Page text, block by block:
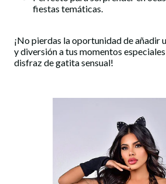
fiestas temáticas.
¡No pierdas la oportunidad de añadir
y diversión a tus momentos
disfraz de gatita sensual!